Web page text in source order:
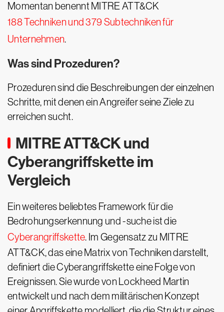
Momentan benennt MITRE ATT&CK
188 Techniken und 379 Subtechniken für
Unternehmen.
Was sind Prozeduren?
Prozeduren sind die Beschreibungen der einzelnen
Schritte, mit denen ein Angreifer seine Ziele zu
erreichen sucht.
MITRE ATT&CK und
Cyberangriffskette im
Vergleich
Ein weiteres beliebtes Framework für die
Bedrohungserkennung und -suche ist die
Cyberangriffskette. Im Gegensatz zu MITRE
ATT&CK, das eine Matrix von Techniken darstellt,
definiert die Cyberangriffskette eine Folge von
Ereignissen. Sie wurde von Lockheed Martin
entwickelt und nach dem militärischen Konzept